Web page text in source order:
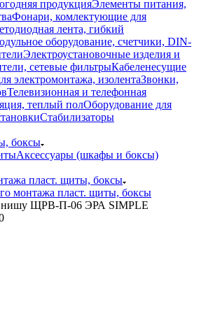
продукцияЭлементы питания,
Фонари, комлектующие для
лента, гибкий
оборудование, счетчики, DIN-
Электроустановочные изделия и
сетевые фильтрыКабеленесущие
электромонтажа, изолентаЗвонки,
Телевизионная и телефонная
теплый полОборудование для
Стабилизаторы
боксы
Аксессуары (шкафы и боксы)
пласт. щиты, боксы
монтажа пласт. щиты, боксы
нишу ЩРВ-П-06 ЭРА SIMPLE